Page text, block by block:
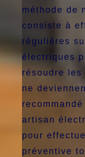
méthode de
consiste à
régulières
électriques
résoudre les
ne
artisan
pour
préventive